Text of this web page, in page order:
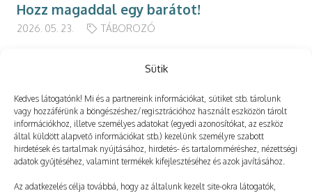
Sütik
Kedves látogatónk! Mi és a partnereink információkat, sütiket stb. tárolunk
vagy hozzáférünk a böngészéshez/regisztrációhoz használt eszközön tárolt
információkhoz, illetve személyes adatokat (egyedi azonosítókat, az eszköz
által küldött alapvető információkat stb.) kezelünk személyre szabott
hirdetések és tartalmak nyújtásához, hirdetés- és tartalomméréshez, nézettségi
adatok gyűjtéséhez, valamint termékek kifejlesztéséhez és azok javításához.
Az adatkezelés célja továbbá, hogy az általunk kezelt site-okra látogatók,
Hozz magaddal egy barátot!
2026. 05. 23. TÁBOROZÓ
Még több